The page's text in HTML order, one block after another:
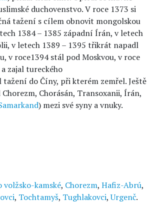
duchovenstvo. V roce 1373 si
tažení s cílem obnovit mongolskou
1384 – 1385 západní Írán, v letech
v letech 1389 – 1395 třikrát napadl
v roce1394 stál pod Moskvou, v roce
zajal tureckého
tažení do Číny, při kterém zemřel. Ještě
Chorásán, Transoxanii, Írán,
) mezi své syny a vnuky.
volžsko-kamské, Chorezm, Hafiz-Abrú,
, Tochtamyš, Tughlakovci,Urgenč.